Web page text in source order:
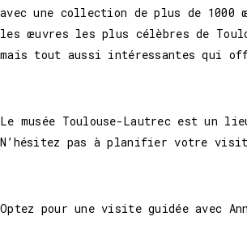
avec une collection de plus de
les œuvres les plus célèbres de
mais tout aussi intéressantes qui
Le musée Toulouse-Lautrec est un
N’hésitez pas à planifier votre
Optez pour une visite guidée avec